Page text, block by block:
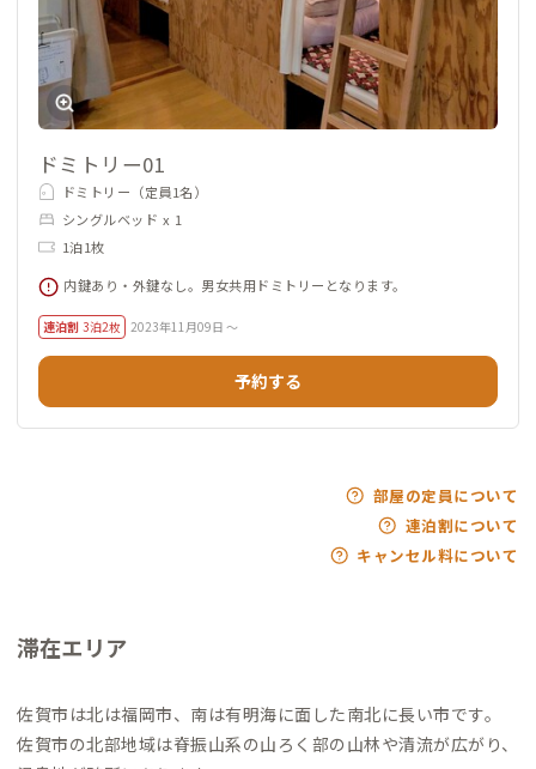
ドミトリー01
ドミトリー（定員1名）
シングルベッド x 1
1泊1枚
内鍵あり・外鍵なし。男女共用ドミトリーとなります。
連泊割 3泊2枚 2023年11月09日 ～
予約する
部屋の定員について
連泊割について
キャンセル料について
滞在エリア
佐賀市は北は福岡市、南は有明海に面した南北に長い市です。
佐賀市の北部地域は脊振山系の山ろく部の山林や清流が広がり、